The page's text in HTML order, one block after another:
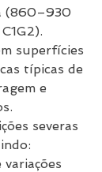
(860–930
superfícies
típicas de
e
severas